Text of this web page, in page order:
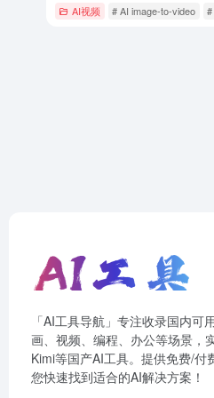
AI视频 # AI image-to-video
「AI工具导航」专注收录国内
画、视频、编程、办公等场景，
Kimi等国产AI工具。提供免费/
您快速找到适合的AI解决方案！